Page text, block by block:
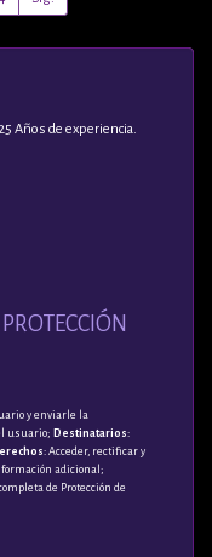
Años de experiencia.
y enviarle la
usuario; Destinatarios:
: Acceder, rectificar y
adicional;
de Protección de